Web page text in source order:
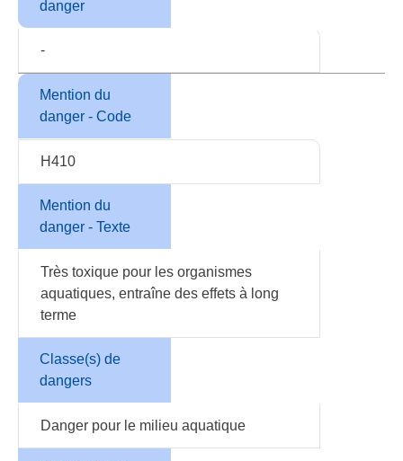
danger
-
Mention du
danger - Code
H410
Mention du
danger - Texte
Très toxique pour les organismes
aquatiques, entraîne des effets à long
terme
Classe(s) de
dangers
Danger pour le milieu aquatique